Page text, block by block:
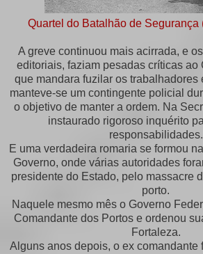
Quartel do Batalhão de Segurança
A greve continuou mais acirrada, e
editoriais, faziam pesadas críticas ao
que mandara fuzilar os trabalhadores
manteve-se um contingente policial
o objetivo de manter a ordem. Na
instaurado rigoroso inquérito
responsabilidades.
E uma verdadeira romaria se formou
Governo, onde várias autoridades
presidente do Estado, pelo massacre
porto.
Naquele mesmo mês o Governo
Comandante dos Portos e ordenou
Fortaleza.
Alguns anos depois, o ex comandante